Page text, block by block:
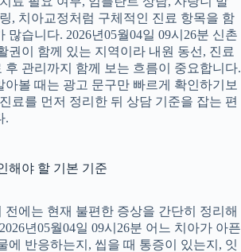
, 치아교정처럼 구체적인 진료 항목을 함
많습니다. 2026년05월04일 09시26분 신촌
권이 함께 있는 지역이라 내원 동선, 진료
후 관리까지 함께 보는 흐름이 중요합니다.
아볼 때는 광고 문구만 빠르게 확인하기보
료를 먼저 정리한 뒤 상담 기준을 잡는 편
.
해야 할 기본 기준
전에는 현재 불편한 증상을 간단히 정리해
년05월04일 09시26분 어느 치아가 아픈
에 반응하는지, 씹을 때 통증이 있는지, 잇